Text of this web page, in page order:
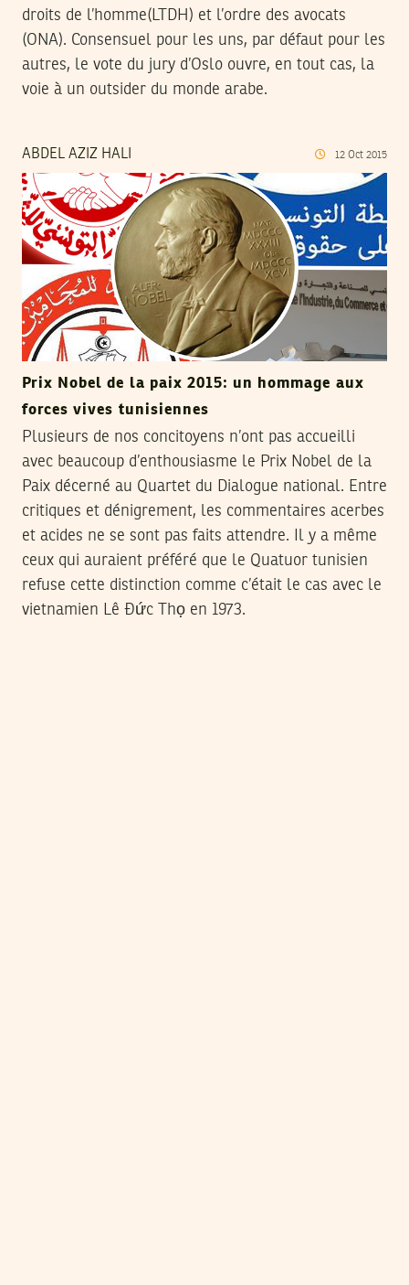
droits de l’homme(LTDH) et l’ordre des avocats
(ONA). Consensuel pour les uns, par défaut pour les
autres, le vote du jury d’Oslo ouvre, en tout cas, la
voie à un outsider du monde arabe.
ABDEL AZIZ HALI 12 Oct 2015
Prix Nobel de la paix 2015: un hommage aux
forces vives tunisiennes
Plusieurs de nos concitoyens n’ont pas accueilli
avec beaucoup d’enthousiasme le Prix Nobel de la
Paix décerné au Quartet du Dialogue national. Entre
critiques et dénigrement, les commentaires acerbes
et acides ne se sont pas faits attendre. Il y a même
ceux qui auraient préféré que le Quatuor tunisien
refuse cette distinction comme c’était le cas avec le
vietnamien Lê Đức Thọ en 1973.